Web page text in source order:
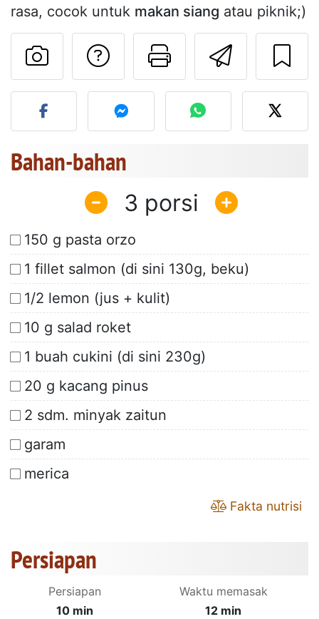
rasa, cocok untuk makan siang atau piknik;)
Kirim
Cetak
Mengajukan
Unggah foto Anda dari
Bahan-bahan
3
150 g pasta orzo
1 fillet salmon (di sini 130g, beku)
1/2 lemon (jus + kulit)
10 g salad roket
1 buah cukini (di sini 230g)
20 g kacang pinus
2 sdm. minyak zaitun
garam
merica
Fakta nutrisi
Persiapan
Persiapan
10 min
Waktu memasak
12 min